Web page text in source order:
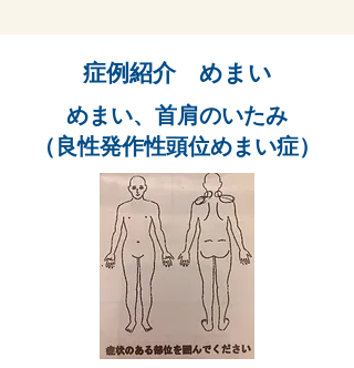
​症例紹介 めまい
めまい、首肩のいたみ
（良性発作性頭位めまい症）